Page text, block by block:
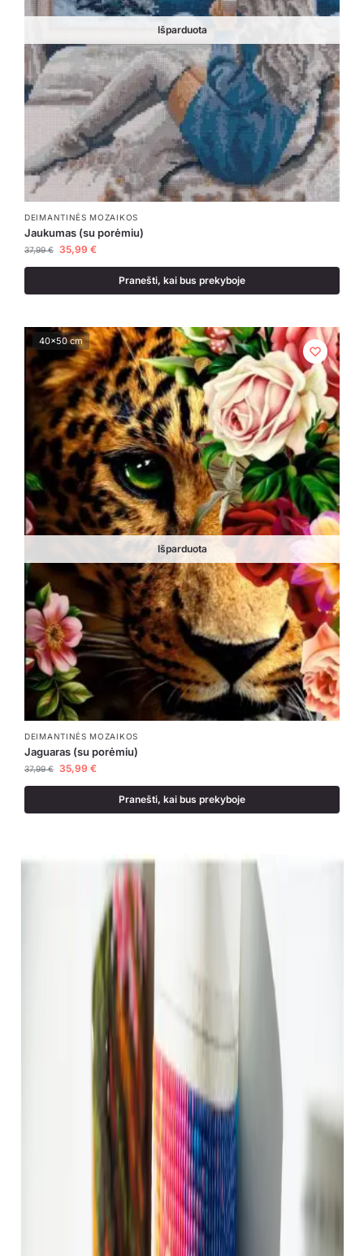
Išparduota
DEIMANTINĖS MOZAIKOS
Jaukumas (su porėmiu)
37,99€ 35,99 €
Pranešti, kai bus prekyboje
40x50 cm
Išparduota
DEIMANTINĖS MOZAIKOS
Jaguaras (su porėmiu)
37,99€ 35,99 €
Pranešti, kai bus prekyboje